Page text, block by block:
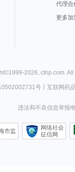
代理合
更多加
1999-2026, ctrip.com.
号丨 互联网药
违法和不良信息举报
市监
网络社会
征信网